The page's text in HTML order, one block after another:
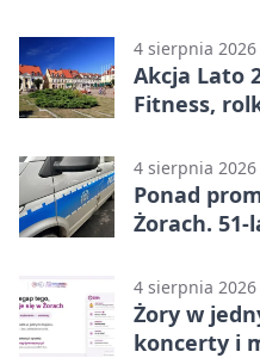
4 sierpnia 2026
Akcja Lato
Fitness,
4 sierpnia 2026
Ponad
Żorach.
4 sierpnia 2026
Żory w
koncerty i